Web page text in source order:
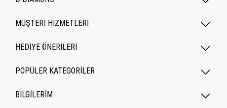
MÜŞTERİ HİZMETLERİ
HEDİYE ÖNERİLERİ
POPÜLER KATEGORILER
BİLGİLERİM